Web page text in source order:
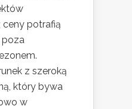
potrafią
poza
z szeroką
który bywa
w